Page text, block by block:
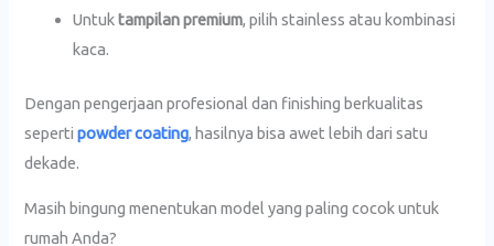
Untuktampilan premium, pilih stainless atau kombinasi
kaca.
Dengan pengerjaan profesional dan finishing berkualitas
sepertipowder coating, hasilnya bisa awet lebih dari satu
dekade.
Masih bingung menentukan model yang paling cocok untuk
rumah Anda?